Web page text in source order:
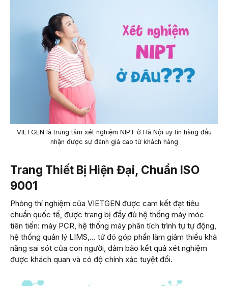
VIETGEN là trung tâm xét nghiệm NIPT ở Hà Nội uy tín hàng đầu
nhận được sự đánh giá cao từ khách hàng
Trang Thiết Bị Hiện Đại, Chuẩn ISO
9001
Phòng thí nghiệm của VIETGEN được cam kết đạt tiêu
chuẩn quốc tế, được trang bị đầy đủ hệ thống máy móc
tiên tiến: máy PCR, hệ thống máy phân tích trình tự tự động,
hệ thống quản lý LIMS,… từ đó góp phần làm giảm thiểu khả
năng sai sót của con người, đảm bảo kết quả xét nghiệm
được khách quan và có độ chính xác tuyệt đối.